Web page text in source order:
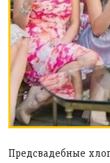
Предсвадебные